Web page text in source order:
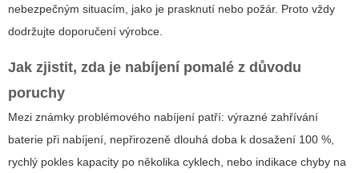
nebezpečným situacím, jako je prasknutí nebo požár. Proto vždy
dodržujte doporučení výrobce.
Jak zjistit, zda je nabíjení pomalé z důvodu
poruchy
Mezi známky problémového nabíjení patří: výrazné zahřívání
baterie při nabíjení, nepřirozeně dlouhá doba k dosažení 100 %,
rychlý pokles kapacity po několika cyklech, nebo indikace chyby na